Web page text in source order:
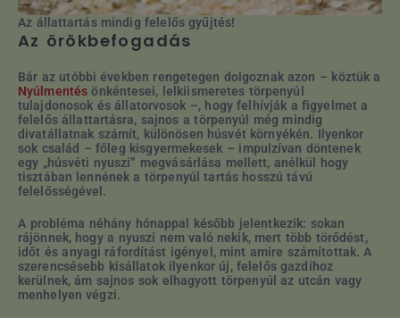
Az állattartás mindig felelős gyűjtés!
Az örökbefogadás
Bár az utóbbi években rengetegen dolgoznak azon – köztük a
Nyúlmentésönkéntesei, lelkiismeretes törpenyúl
tulajdonosok és állatorvosok –, hogy felhívják a figyelmet a
felelős állattartásra, sajnos a törpenyúl még mindig
divatállatnak számít, különösen húsvét környékén. Ilyenkor
sok család – főleg kisgyermekesek – impulzívan döntenek
egy „húsvéti nyuszi” megvásárlása mellett, anélkül hogy
tisztában lennének a törpenyúl tartás hosszú távú
felelősségével.
A probléma néhány hónappal később jelentkezik: sokan
rájönnek, hogy a nyuszi nem való nekik, mert több törődést,
időt és anyagi ráfordítást igényel, mint amire számítottak. A
szerencsésebb kisállatok ilyenkor új, felelős gazdihoz
kerülnek, ám sajnos sok elhagyott törpenyúl az utcán vagy
menhelyen végzi.